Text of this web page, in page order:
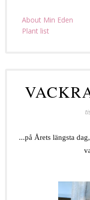
About Min Eden
Plant list
...på Årets längsta